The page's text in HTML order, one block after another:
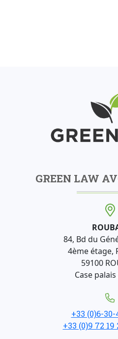
GREEN LAW
84, Bd du
4ème étage,
59100
Case palais
+33 (0)6-
+33 (0)9 72 19